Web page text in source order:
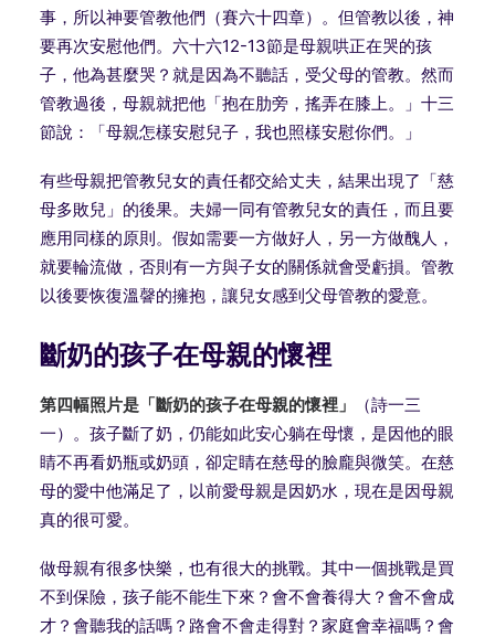
事，所以神要管教他們（賽六十四章）。但管教以後，神
要再次安慰他們。六十六12-13節是母親哄正在哭的孩
子，他為甚麼哭？就是因為不聽話，受父母的管教。然而
管教過後，母親就把他「抱在肋旁，搖弄在膝上。」十三
節說：「母親怎樣安慰兒子，我也照樣安慰你們。」
有些母親把管教兒女的責任都交給丈夫，結果出現了「慈
母多敗兒」的後果。夫婦一同有管教兒女的責任，而且要
應用同樣的原則。假如需要一方做好人，另一方做醜人，
就要輪流做，否則有一方與子女的關係就會受虧損。管教
以後要恢復溫韾的擁抱，讓兒女感到父母管教的愛意。
斷奶的孩子在母親的懷裡
第四幅照片是「斷奶的孩子在母親的懷裡」
（詩一三
一）。孩子斷了奶，仍能如此安心躺在母懷，是因他的眼
睛不再看奶瓶或奶頭，卻定睛在慈母的臉龐與微笑。在慈
母的愛中他滿足了，以前愛母親是因奶水，現在是因母親
真的很可愛。
做母親有很多快樂，也有很大的挑戰。其中一個挑戰是買
不到保險，孩子能不能生下來？會不會養得大？會不會成
才？會聽我的話嗎？路會不會走得對？家庭會幸福嗎？會